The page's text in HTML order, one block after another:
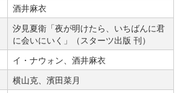
酒井麻衣
汐見夏衛「夜が明けたら、いちばんに君
に会いにいく」（スターツ出版 刊）
イ・ナウォン、酒井麻衣
横山克、濱田菜月